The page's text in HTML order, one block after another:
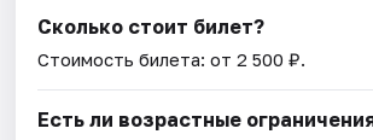
Сколько стоит билет?
Стоимость билета: от 2 500 ₽.
Есть ли возрастные